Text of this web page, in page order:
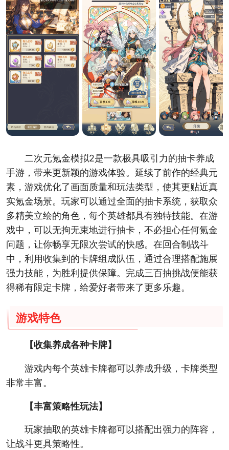
二次元氪金模拟2是一款极具吸引力的抽卡养成
手游，带来更新颖的游戏体验。延续了前作的经典元
素，游戏优化了画面质量和玩法类型，使其更贴近真
实氪金场景。玩家可以通过全面的抽卡系统，获取众
多精美立绘的角色，每个英雄都具有独特技能。在游
戏中，可以无拘无束地进行抽卡，不必担心任何氪金
问题，让你畅享无限次尝试的快感。在回合制战斗
中，利用收集到的卡牌组成队伍，通过合理搭配施展
强力技能，为胜利提供保障。完成三百抽挑战便能获
得稀有限定卡牌，给爱好者带来了更多乐趣。
游戏特色
【收集养成各种卡牌】
游戏内每个英雄卡牌都可以养成升级，卡牌类型
非常丰富。
【丰富策略性玩法】
玩家抽取的英雄卡牌都可以搭配出强力的阵容，
让战斗更具策略性。